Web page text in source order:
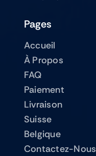
Pages
Accueil
À Propos
FAQ
Paiement
Livraison
Suisse
Belgique
Contactez-Nous